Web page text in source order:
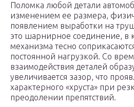
Поломка любой детали
изменением ее размера,
появлением выработки на
это шарнирное соединение, в
механизма тесно
постоянной нагрузкой. Со
взаимодействия деталей
увеличивается зазор, что
характерного «хруста» при
преодолении препятствий.